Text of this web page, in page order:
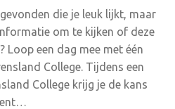
die je leuk lijkt, maar
om te kijken of deze
Loop een dag mee met één
College. Tijdens een
College krijg je de kans